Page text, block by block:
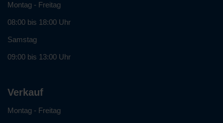
Montag - Freitag
08:00 bis 18:00 Uhr
Samstag
09:00 bis 13:00 Uhr
Verkauf
Montag - Freitag